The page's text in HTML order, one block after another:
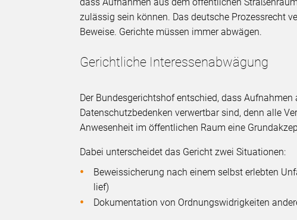
zulässig sein können. Das deutsche Prozessrecht
Beweise. Gerichte müssen immer abwägen.
Gerichtliche Interessenabwägung
Der Bundesgerichtshof entschied, dass
Datenschutzbedenken verwertbar sind, denn alle
Anwesenheit im öffentlichen Raum eine
Dabei unterscheidet das Gericht zwei Situationen:
Beweissicherung nach einem selbst erlebten
lief)
Dokumentation von Ordnungswidrigkeiten